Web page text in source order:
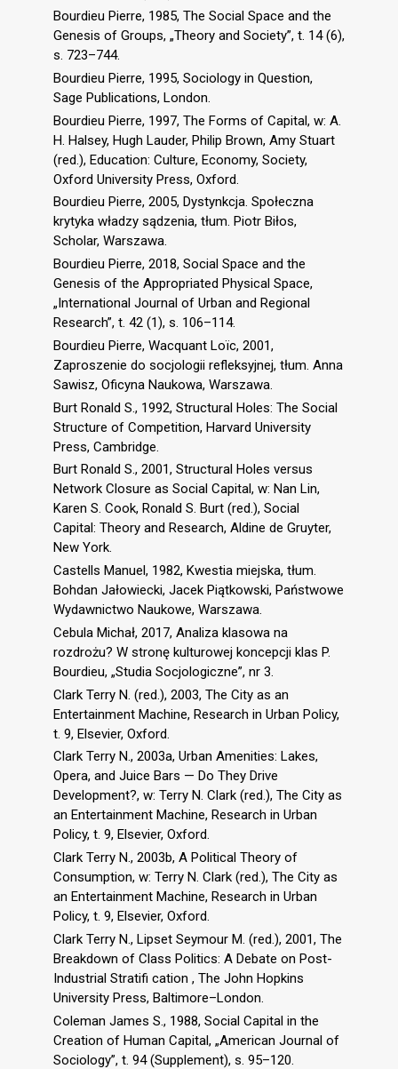
Bourdieu Pierre, 1985, The Social Space and the
Genesis of Groups, „Theory and Society”, t. 14 (6),
s. 723–744.
Bourdieu Pierre, 1995, Sociology in Question,
Sage Publications, London.
Bourdieu Pierre, 1997, The Forms of Capital, w: A.
H. Halsey, Hugh Lauder, Philip Brown, Amy Stuart
(red.), Education: Culture, Economy, Society,
Oxford University Press, Oxford.
Bourdieu Pierre, 2005, Dystynkcja. Społeczna
krytyka władzy sądzenia, tłum. Piotr Biłos,
Scholar, Warszawa.
Bourdieu Pierre, 2018, Social Space and the
Genesis of the Appropriated Physical Space,
„International Journal of Urban and Regional
Research”, t. 42 (1), s. 106–114.
Bourdieu Pierre, Wacquant Loïc, 2001,
Zaproszenie do socjologii refleksyjnej, tłum. Anna
Sawisz, Oficyna Naukowa, Warszawa.
Burt Ronald S., 1992, Structural Holes: The Social
Structure of Competition, Harvard University
Press, Cambridge.
Burt Ronald S., 2001, Structural Holes versus
Network Closure as Social Capital, w: Nan Lin,
Karen S. Cook, Ronald S. Burt (red.), Social
Capital: Theory and Research, Aldine de Gruyter,
New York.
Castells Manuel, 1982, Kwestia miejska, tłum.
Bohdan Jałowiecki, Jacek Piątkowski, Państwowe
Wydawnictwo Naukowe, Warszawa.
Cebula Michał, 2017, Analiza klasowa na
rozdrożu? W stronę kulturowej koncepcji klas P.
Bourdieu, „Studia Socjologiczne”, nr 3.
Clark Terry N. (red.), 2003, The City as an
Entertainment Machine, Research in Urban Policy,
t. 9, Elsevier, Oxford.
Clark Terry N., 2003a, Urban Amenities: Lakes,
Opera, and Juice Bars — Do They Drive
Development?, w: Terry N. Clark (red.), The City as
an Entertainment Machine, Research in Urban
Policy, t. 9, Elsevier, Oxford.
Clark Terry N., 2003b, A Political Theory of
Consumption, w: Terry N. Clark (red.), The City as
an Entertainment Machine, Research in Urban
Policy, t. 9, Elsevier, Oxford.
Clark Terry N., Lipset Seymour M. (red.), 2001, The
Breakdown of Class Politics: A Debate on Post-
Industrial Stratifi cation , The John Hopkins
University Press, Baltimore–London.
Coleman James S., 1988, Social Capital in the
Creation of Human Capital, „American Journal of
Sociology”, t. 94 (Supplement), s. 95–120.